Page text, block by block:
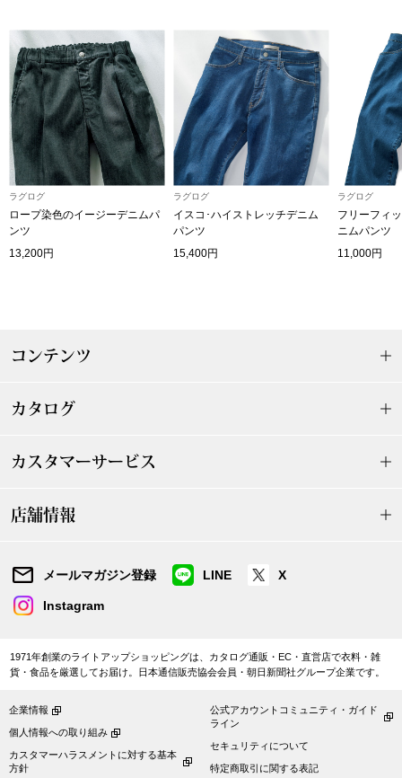
Salon de GRANDGRIS
ランド
集
ール／酒
おすすめカタ
BOGARD
BOGARD July
RUGLOG
タンクトップ
ラグログ
ロープ染色のイージーデニムパ
ンツ
13,200円
ラグログ
イスコ･ハイストレッチデニム
パンツ
15,400円
ラグログ
フリーフィ
ニムパンツ
11,000円
コンテンツ
カタログ
カスタマーサービス
店舗情報
メールマガジン登録 LINE X
Instagram
1971年創業のライトアップショッピングは、カタログ通販・EC・直営店で衣料・雑
貨・食品を厳選してお届け。日本通信販売協会会員・朝日新聞社グループ企業です。
企業情報
個人情報への取り組み
カスタマーハラスメントに対する基本
方針
公式アカウントコミュニティ・ガイド
ライン
セキュリティについて
特定商取引に関する表記